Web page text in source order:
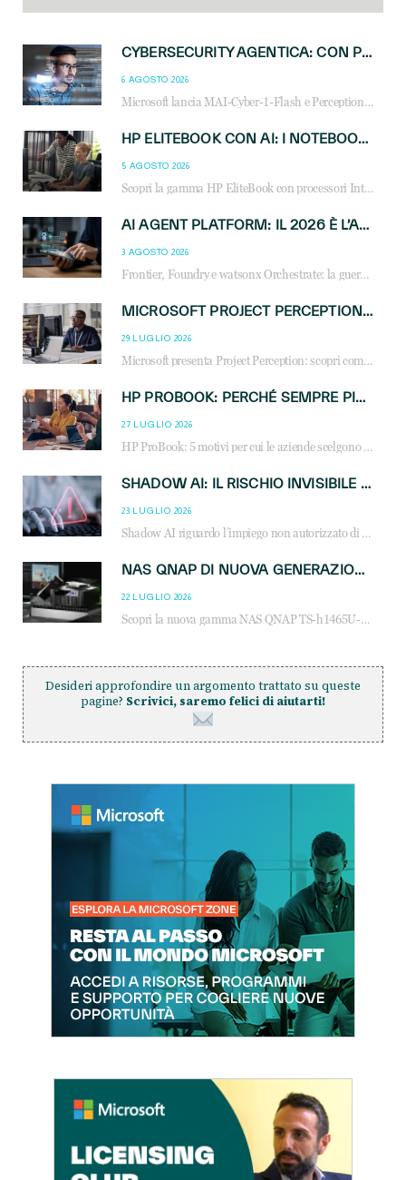
CYBERSECURITY AGENTICA: CON PERCEPTION E MAI-CYBER-1-FLASH MICROSOFT APRE NUOVI SERVIZI PER IL CANALE
6 AGOSTO 2026
Microsoft lancia MAI-Cyber-1-Flash e Perception: cybersecurity agentica in preview dal 3 novembre. Cosa cambia per MSP, system integrator e reseller.
HP ELITEBOOK CON AI: I NOTEBOOK BUSINESS INTELLIGENTI CHE TRASFORMANO PRODUTTIVITÀ, SICUREZZA E LAVORO IBRIDO
5 AGOSTO 2026
Scopri la gamma HP EliteBook con processori Intel® Core™ Ultra e AMD Ryzen™ AI. Notebook business progettati per aumentare la produttività, migliorare la collaborazione e garantire sicurezza avanzata in ufficio e in mobilità.
AI AGENT PLATFORM: IL 2026 È L’ANNO DEL «SISTEMA OPERATIVO» PER GLI AGENTI AZIENDALI
3 AGOSTO 2026
Frontier, Foundry e watsonx Orchestrate: la guerra delle piattaforme AI agent ridisegna il mercato IT. Cosa cambia per reseller, MSP e system integrator.
MICROSOFT PROJECT PERCEPTION: COME GLI AGENTI AI CAMBIERANNO SOC, CYBERSECURITY E SERVIZI MSP
29 LUGLIO 2026
Microsoft presenta Project Perception: scopri come gli agenti AI possono trasformare cybersecurity, SOC e servizi gestiti degli MSP.
HP PROBOOK: PERCHÉ SEMPRE PIÙ AZIENDE SCELGONO NOTEBOOK PROGETTATI PER IL LAVORO MODERNO
27 LUGLIO 2026
HP ProBook: 5 motivi per cui le aziende scelgono i notebook business HP per migliorare produttività, sicurezza e gestione dell’AI.
SHADOW AI: IL RISCHIO INVISIBILE CHE LE AZIENDE POSSONO GOVERNARE
23 LUGLIO 2026
Shadow AI riguardo l’impiego non autorizzato di sistemi AI all’interno dell’azienda. E’ una pratica che si diffonde a partire dai dipendenti fino ai dirigenti e mette a repentaglio la cybersecurity, con costi più elevati per le organizzazioni. Due recenti report illustrano il fenomeno e forniscono dati in merito
NAS QNAP DI NUOVA GENERAZIONE: PIÙ PRESTAZIONI, SCALABILITÀ E PROTEZIONE DEI DATI PER LE INFRASTRUTTURE IT MODERNE
22 LUGLIO 2026
Scopri la nuova gamma NAS QNAP TS-h1465U-RP, TS-h1065eU e TS-h665U: storage aziendale con ZFS, DDR5, E1.S NVMe e connettività 2.5GbE per backup, virtualizzazione e cybersecurity.
Desideri approfondire un argomento trattato su queste
pagine? Scrivici, saremo felici di aiutarti!